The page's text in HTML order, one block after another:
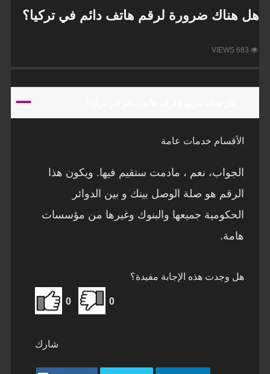
هل هناك ضرورة لرقم هاتف دائم في تركيا؟
A
الأقسام خدمات عامة
الجواب، نعم ، مادمت ستقيم فيها. ويكون هذا
الرقم هو صلة الوصل بينك و بين الدوائر
الحكومية جميعها والبنوك وغيرها من مؤسسات
هامة.
هل وجدت هذه الإجابة مفيدة؟
0 0
شارك